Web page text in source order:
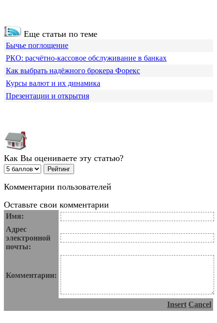
Еще статьи по теме
Бычье поглощение
РКО: расчётно-кассовое обслуживание в банках
Как выбрать надёжного брокера Форекс
Курсы валют и их динамика
Презентации и открытия
Как Вы оцениваете эту статью?
Комментарии пользователей
Оставьте свои комментарии
Имя:
Адрес
электронной
почты:
Комментарии:
Insert Cancel